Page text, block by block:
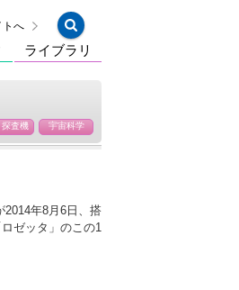
トへ
ライブラリ
探査機 宇宙科学
年8月6日、搭
ゼッタ」のこの1